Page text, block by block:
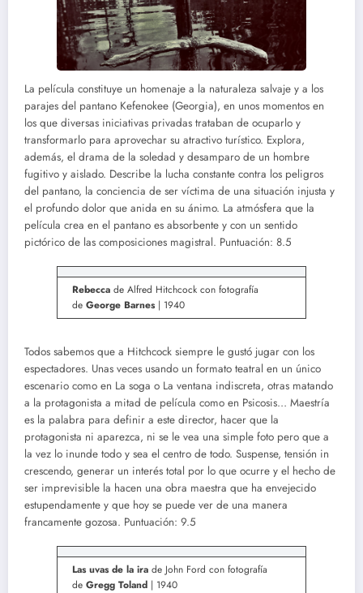
La película constituye un homenaje a la naturaleza salvaje y a los
parajes del pantano Kefenokee (Georgia), en unos momentos en
los que diversas iniciativas privadas trataban de ocuparlo y
transformarlo para aprovechar su atractivo turístico. Explora,
además, el drama de la soledad y desamparo de un hombre
fugitivo y aislado. Describe la lucha constante contra los peligros
del pantano, la conciencia de ser víctima de una situación injusta y
el profundo dolor que anida en su ánimo. La atmósfera que la
película crea en el pantano es absorbente y con un sentido
pictórico de las composiciones magistral. Puntuación: 8.5
Rebecca de Alfred Hitchcock con fotografía
de George Barnes| 1940
Todos sabemos que a Hitchcock siempre le gustó jugar con los
espectadores. Unas veces usando un formato teatral en un único
escenario como en La soga o La ventana indiscreta, otras matando
a la protagonista a mitad de película como en Psicosis… Maestría
es la palabra para definir a este director, hacer que la
protagonista ni aparezca, ni se le vea una simple foto pero que a
la vez lo inunde todo y sea el centro de todo. Suspense, tensión in
crescendo, generar un interés total por lo que ocurre y el hecho de
ser imprevisible la hacen una obra maestra que ha envejecido
estupendamente y que hoy se puede ver de una manera
francamente gozosa. Puntuación: 9.5
Las uvas de la ira de John Ford con fotografía
de Gregg Toland | 1940